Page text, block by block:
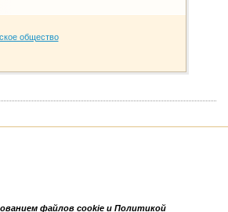
общество
файлов cookie и Политикой